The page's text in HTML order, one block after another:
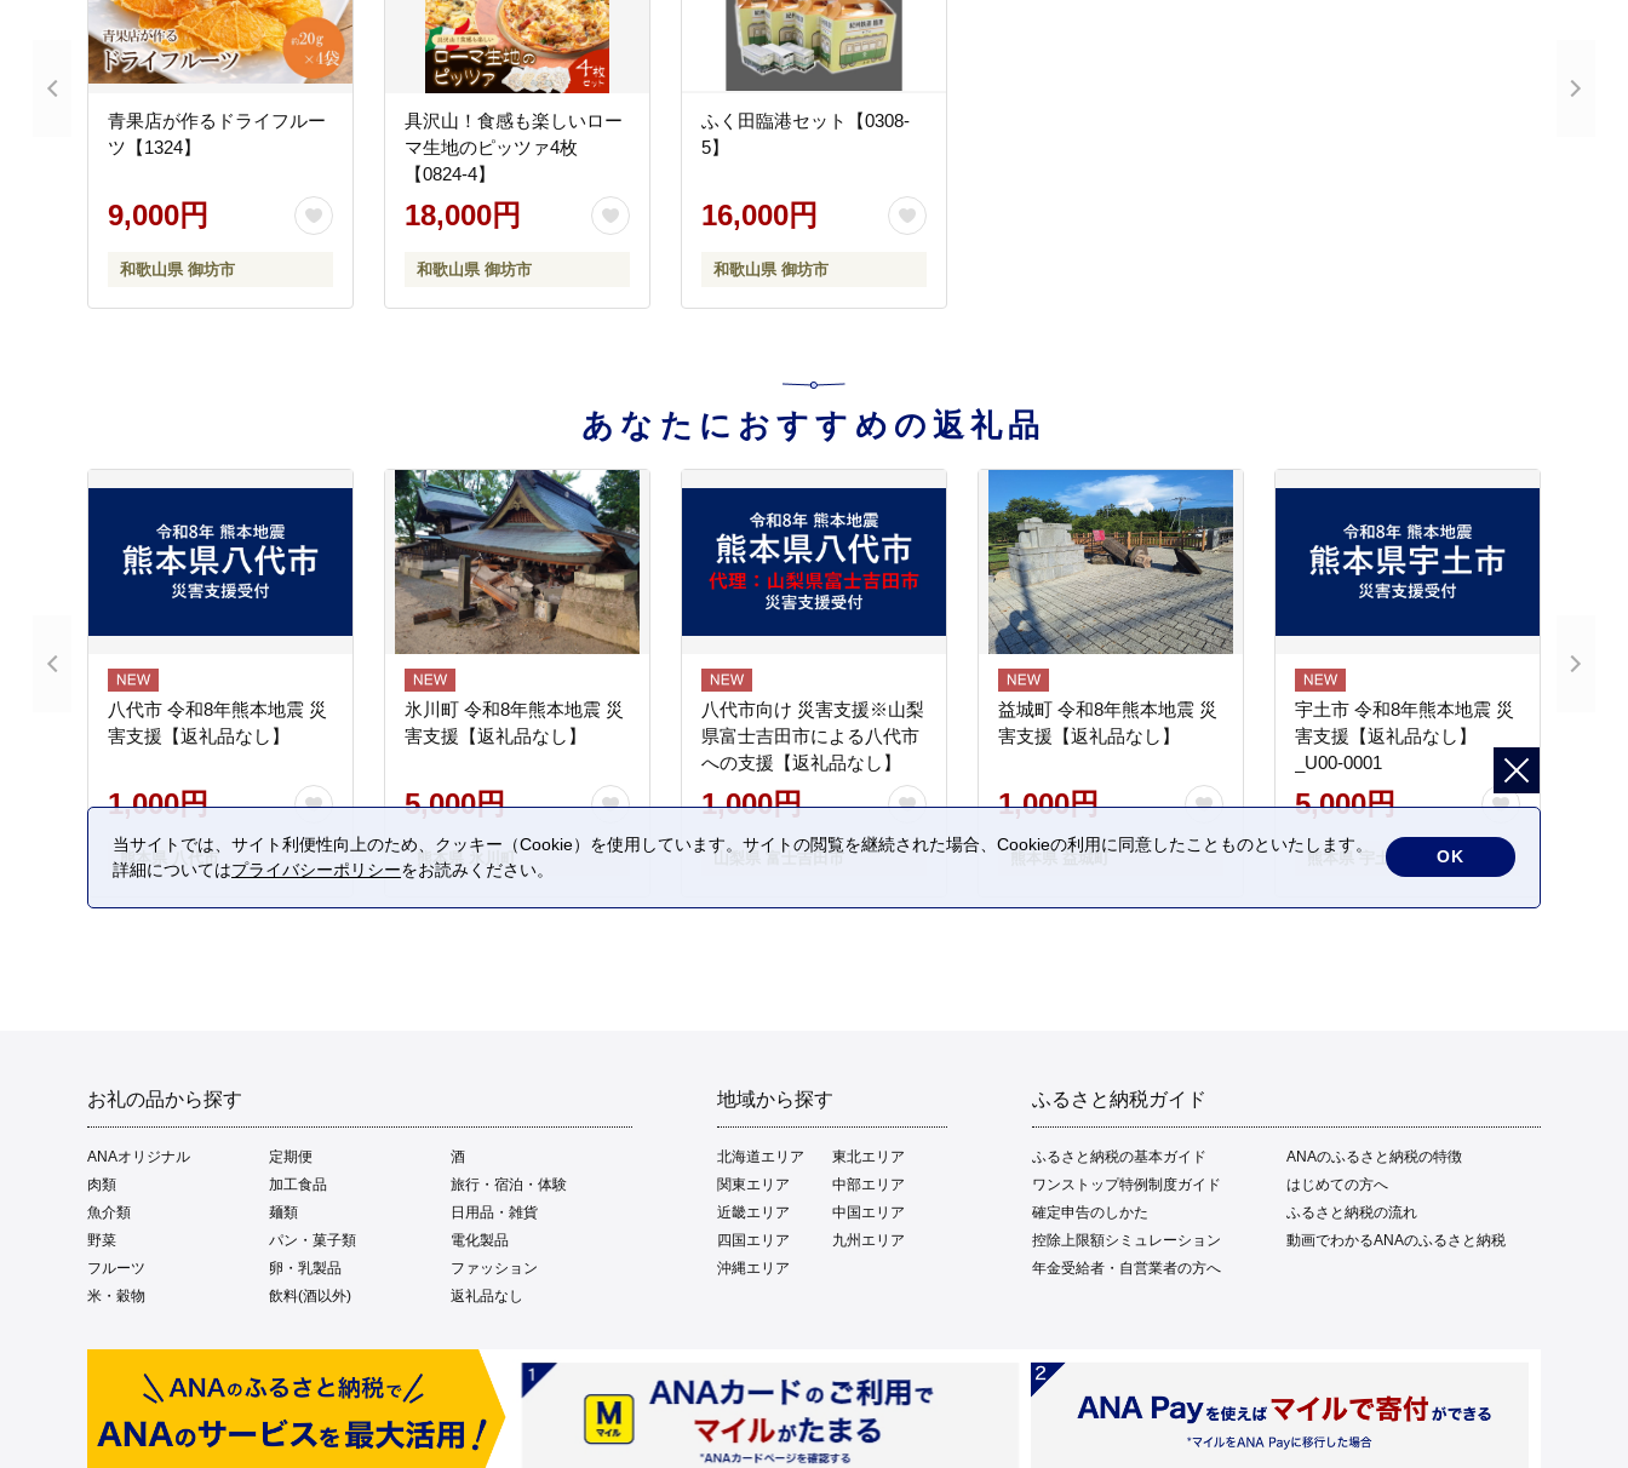
青果店が作るドライフルー
ツ【1324】
9,000円
和歌山県 御坊市
具沢山！食感も楽しいロー
マ生地のピッツァ4枚
【0824-4】
18,000円
和歌山県 御坊市
ふく田臨港セット【0308-
5】
16,000円
和歌山県 御坊市
あなたにおすすめの返礼品
八代市 令和8年熊本地震 災
害支援【返礼品なし】
1,000円
熊本県 八代市
氷川町 令和8年熊本地震 災
害支援【返礼品なし】
5,000円
熊本県 氷川町
八代市向け 災害支援※山梨
県富士吉田市による八代市
への支援【返礼品なし】
1,000円
山梨県 富士吉田市
益城町 令和8年熊本地震 災
害支援【返礼品なし】
1,000円
熊本県 益城町
宇土市 令和8年熊本地震 災
害支援【返礼品なし】
_U00-0001
5,000円
熊本県 宇土市
お礼の品から探す
ANAオリジナル 定期便
酒
肉類
加工食品
旅行・宿泊・体験
魚介類
麺類
日用品・雑貨
野菜
パン・菓子類
電化製品
フルーツ
卵・乳製品
ファッション
米・穀物
飲料(酒以外) 返礼品なし
地域から探す
北海道エリア
東北エリア
関東エリア
中部エリア
近畿エリア
中国エリア
四国エリア
九州エリア
沖縄エリア
ふるさと納税ガイド
ふるさと納税の基本ガイド
ANAのふるさと納税の特徴
ワンストップ特例制度ガイド
はじめての方へ
確定申告のしかた
ふるさと納税の流れ
控除上限額シミュレーション
動画でわかるANAのふるさと納税
年金受給者・自営業者の方へ
当サイトでは、サイト利便性向上のため、クッキー（Cookie）を使用しています。サイトの閲覧を継続された場合、Cookieの利用に同意したことものといたします。
詳細についてはプライバシーポリシーをお読みください。
OK